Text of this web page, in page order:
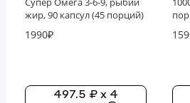
Зелень и суперфуды
Супер Омега 3-6-9, рыбий
жир, 90 капсул (45 порций)
1990₽
497.5 ₽ x 4